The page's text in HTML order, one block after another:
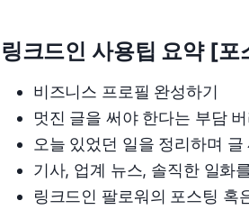
링크드인 사용팁 요약 [포
비즈니스 프로필 완성하기
멋진 글을 써야 한다는 부담
오늘 있었던 일을 정리하며 글
기사, 업계 뉴스, 솔직한 일화
링크드인 팔로워의 포스팅 혹